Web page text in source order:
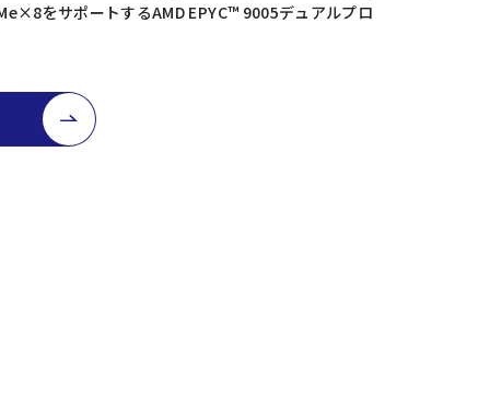
をサポートするAMD EPYC™ 9005デュアルプロ